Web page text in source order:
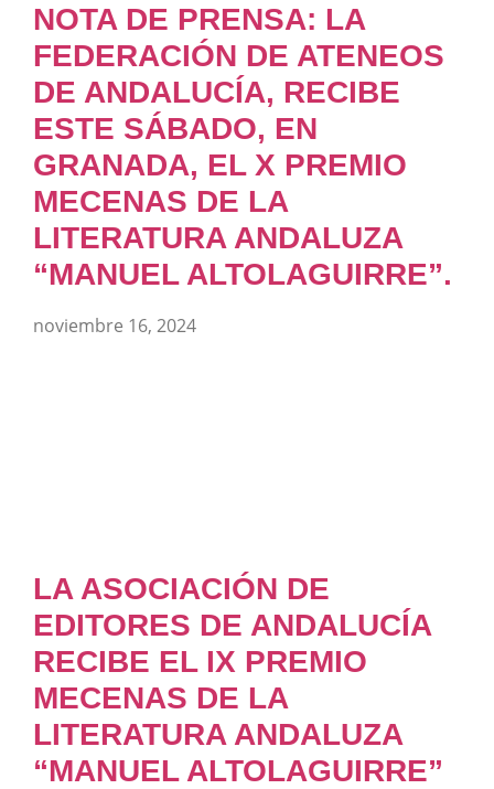
NOTA DE PRENSA: LA
FEDERACIÓN DE ATENEOS
DE ANDALUCÍA, RECIBE
ESTE SÁBADO, EN
GRANADA, EL X PREMIO
MECENAS DE LA
LITERATURA ANDALUZA
“MANUEL ALTOLAGUIRRE”.
noviembre 16, 2024
LA ASOCIACIÓN DE
EDITORES DE ANDALUCÍA
RECIBE EL IX PREMIO
MECENAS DE LA
LITERATURA ANDALUZA
“MANUEL ALTOLAGUIRRE”